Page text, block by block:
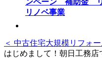
＜ 中古住宅大規模リフォ
はじめまして！朝日工務店